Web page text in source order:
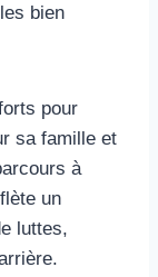
bien
pour
sa famille et
à
un
luttes,